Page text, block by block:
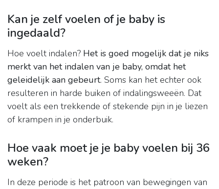
Kan je zelf voelen of je baby is
ingedaald?
Hoe voelt indalen? Het is goed mogelijk dat je niks
merkt van het indalen van je baby, omdat het
geleidelijk aan gebeurt. Soms kan het echter ook
resulteren in harde buiken of indalingsweeën. Dat
voelt als een trekkende of stekende pijn in je liezen
of krampen in je onderbuik.
Hoe vaak moet je je baby voelen bij 36
weken?
In deze periode is het patroon van bewegingen van